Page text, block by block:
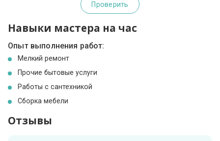
Проверить
Навыки мастера на час
Опыт выполнения работ:
Мелкий ремонт
Прочие бытовые услуги
Работы с сантехникой
Сборка мебели
Отзывы